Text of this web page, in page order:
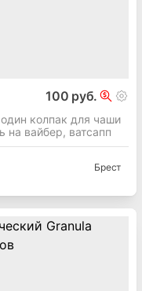
100 руб.
колпак для чаши
на вайбер, ватсапп
Брест